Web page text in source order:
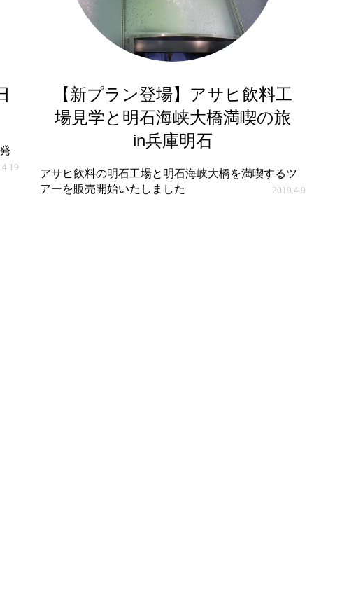
【新プラン登場】アサヒ飲料工
場見学と明石海峡大橋満喫の旅
in兵庫明石
アサヒ飲料の明石工場と明石海峡大橋を満喫するツ
アーを販売開始いたしました
2019.4.9